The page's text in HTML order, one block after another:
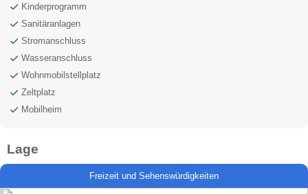
Kinderprogramm
Sanitäranlagen
Stromanschluss
Wasseranschluss
Wohnmobilstellplatz
Zeltplatz
Mobilheim
Lage
Freizeit und Sehenswürdigkeiten